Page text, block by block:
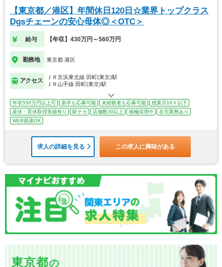
【東京都／港区】年間休日120日☆業界トップクラス
Dgsチェーンの安心母体◎＜OTC＞
給与 【年収】430万円～560万円
勤務地 東京都 港区
アクセス
ＪＲ京浜東北線 田町(東京)駅
ＪＲ山手線 田町(東京)駅
年収550万円以上可 新卒も応募可能 未経験者も応募可能
残業月10ｈ以下
産休・育休取得実績有り
駅チカ 店舗数30以上 積極採用中
在宅業務あり
WEB面接OK
求人の詳細を見る この求人に興味がある
東京都の